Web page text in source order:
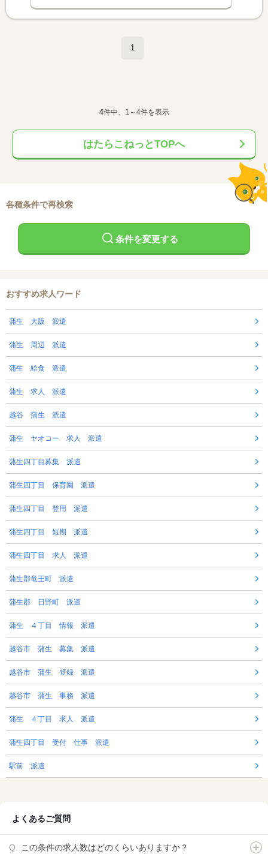
1
4件中、1～4件を表示
はたらこねっとTOPへ
各種条件で再検索
条件を変更する
おすすめ求人ワード
蒲生 大阪 派遣
蒲生 周辺 派遣
蒲生 給食 派遣
蒲生 求人 派遣
越谷 蒲生 派遣
蒲生 ヤオコー 求人 派遣
蒲生四丁目募集 派遣
蒲生四丁目 保育園 派遣
蒲生四丁目 登用 派遣
蒲生四丁目 短期 派遣
蒲生四丁目 求人 派遣
蒲生郡竜王町 派遣
蒲生郡 日野町 派遣
蒲生 ４丁目 情報 派遣
越谷市 蒲生 募集 派遣
越谷市 蒲生 登録 派遣
越谷市 蒲生 事務 派遣
蒲生 ４丁目 求人 派遣
蒲生四丁目 受付 仕事 派遣
駅前 派遣
よくあるご質問
この条件の求人数はどのくらいありますか？